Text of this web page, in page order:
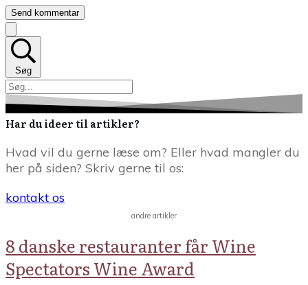
Send kommentar
Søg
Har du ideer til artikler?
Hvad vil du gerne læse om? Eller hvad mangler du
her på siden? Skriv gerne til os:
kontakt os
andre artikler
8 danske restauranter får Wine
Spectators Wine Award